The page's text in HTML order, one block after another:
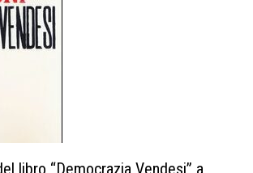
libro “Democrazia Vendesi” a